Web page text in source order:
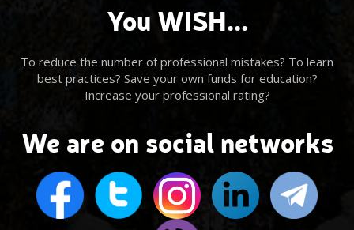
You WISH...
To reduce the number of professional mistakes? To learn
best practices? Save your own funds for education?
Increase your professional rating?
We are on social networks